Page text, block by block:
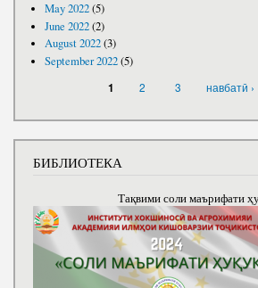
May 2022(5)
June 2022(2)
August 2022(3)
September 2022(5)
1 2 3 навбатӣ ›
БИБЛИОТЕКА
Тақвими соли маърифати